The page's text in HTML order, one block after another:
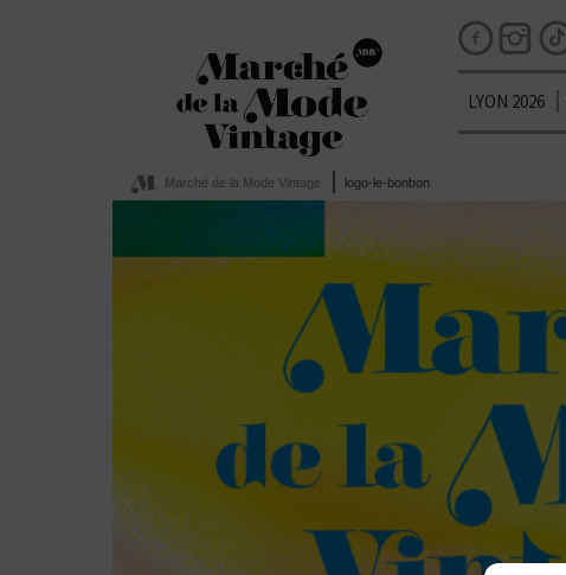
LYON 2026
Marché de la Mode Vintage logo-le-bonbon